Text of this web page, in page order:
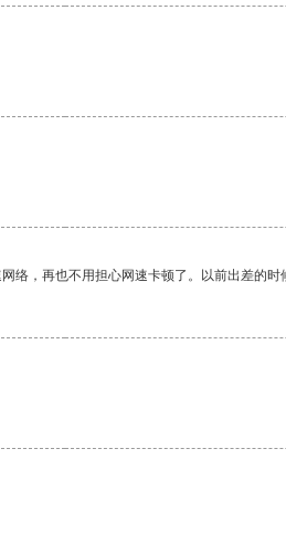
，再也不用担心网速卡顿了。以前出差的